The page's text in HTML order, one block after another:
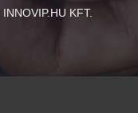
INNOVIP.HU KFT.